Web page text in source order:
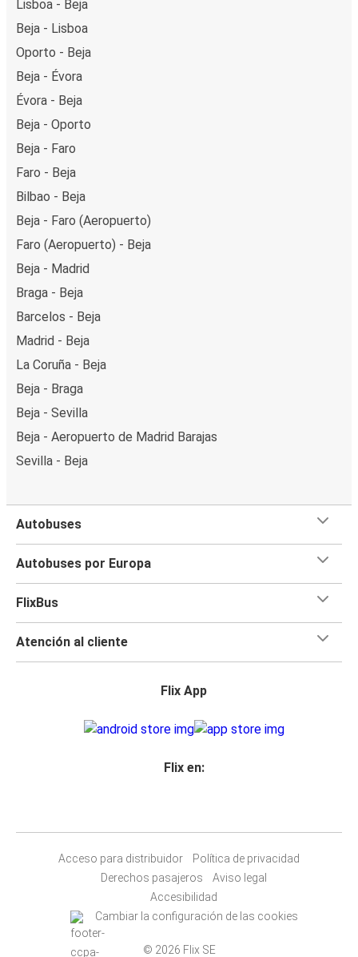
Lisboa - Beja
Beja - Lisboa
Oporto - Beja
Beja - Évora
Évora - Beja
Beja - Oporto
Beja - Faro
Faro - Beja
Bilbao - Beja
Beja - Faro (Aeropuerto)
Faro (Aeropuerto) - Beja
Beja - Madrid
Braga - Beja
Barcelos - Beja
Madrid - Beja
La Coruña - Beja
Beja - Braga
Beja - Sevilla
Beja - Aeropuerto de Madrid Barajas
Sevilla - Beja
Autobuses
Autobuses por Europa
FlixBus
Atención al cliente
Flix App
Flix en:
Acceso para distribuidor
Política de privacidad
Derechos pasajeros
Aviso legal
Accesibilidad
Cambiar la configuración de las cookies
© 2026 Flix SE